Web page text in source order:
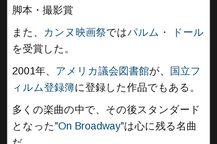
脚本・撮影賞
また、 カンヌ映画祭ではパルム・ ドール
を受賞した。
2001年、 アメリカ議会図書館が、
国立フ
ィルム登録簿に登録した作品でもある。
多くの楽曲の中で、その後スタンダード
となった”On Broadway”は心に残る名曲